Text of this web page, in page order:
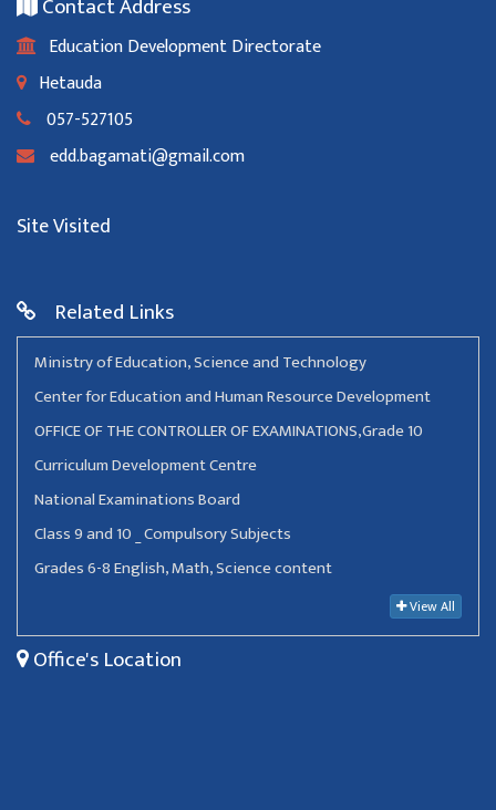
Contact Address
Education Development Directorate
Hetauda
057-527105
edd.bagamati@gmail.com
Site Visited
Related Links
Ministry of Education, Science and Technology
Center for Education and Human Resource Development
OFFICE OF THE CONTROLLER OF EXAMINATIONS,Grade 10
Curriculum Development Centre
National Examinations Board
Class 9 and 10 _ Compulsory Subjects
Grades 6-8 English, Math, Science content
View All
Office's Location